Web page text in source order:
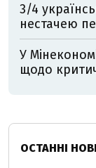
3/4
нестачею
У
щодо
ОСТАННІ